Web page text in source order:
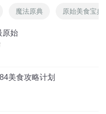
魔法原典 原始美食宝典
原始
美食攻略计划